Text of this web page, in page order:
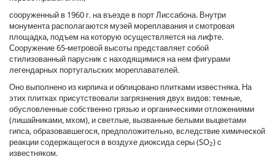
сооруженный в 1960 г. на въезде в порт Лиссабона. Внутри
монумента располагаются музей мореплавания и смотровая
площадка, подъем на которую осуществляется на лифте.
Сооружение 65-метровой высоты представляет собой
стилизованный парусник с находящимися на нем фигурами
легендарных португальских мореплавателей.
Оно выполнено из кирпича и облицовано плитками известняка. На
этих плитках присутствовали загрязнения двух видов: темные,
обусловленные собственно грязью и органическими отложениями
(лишайниками, мхом), и светлые, вызванные белыми выцветами
гипса, образовавшегося, предположительно, вследствие химической
реакции содержащегося в воздухе диоксида серы (SO2) с
известняком.